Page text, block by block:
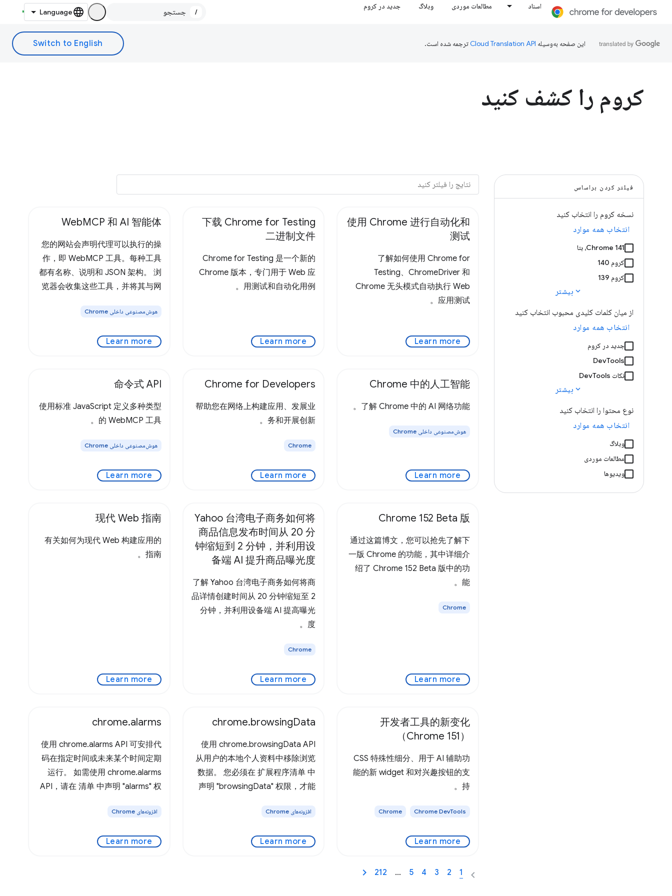
اسناد مطالعات موردی وبلاگ جدید در کروم
/
این صفحه به‌وسیله ترجمه شده است.
کروم را کشف کنید
فیلتر کردن براساس
نسخه کروم را انتخاب کنید
انتخاب همه موارد
Chrome 141، بتا
کروم 140
کروم 139
expand_more بیشتر
از میان کلمات کلیدی محبوب انتخاب کنید
انتخاب همه موارد
جدید در کروم
DevTools
نکات DevTools
expand_more بیشتر
نوع محتوا را انتخاب کنید
انتخاب همه موارد
وبلاگ
مطالعات موردی
ویدیوها
使用 Chrome 进行自动化和
测试
了解如何使用 Chrome for
Testing、ChromeDriver 和
Chrome 无头模式自动执行 Web
应用测试。
Learn more
下载 Chrome for Testing
二进制文件
Chrome for Testing 是一个新的
Chrome 版本，专门用于 Web 应
用测试和自动化用例。
Learn more
WebMCP 和 AI 智能体
您的网站会声明代理可以执行的操
作，即 WebMCP 工具。每种工具
都有名称、说明和 JSON 架构。 浏
览器会收集这些工具，并将其与网
起呈现给用户可感知 WebMCP 的
结构化实参，然后您的代码会完成
更可靠。 浏览器内置的 AI 助理。
结要点、解释概念并查找答案。
Gemini 可在各种 Google 应用中运
行，帮助您高效处理日常事务。
هوش‌مصنوعی داخلی Chrome
Learn more
Chrome 中的人工智能
了解 Chrome 中的 AI 网络功能。
هوش‌مصنوعی داخلی Chrome
Learn more
Chrome for Developers
帮助您在网络上构建应用、发展业
务和开展创新。
Chrome
Learn more
命令式 API
使用标准 JavaScript 定义多种类型
的 WebMCP 工具。
هوش‌مصنوعی داخلی Chrome
Learn more
Chrome 152 Beta 版
通过这篇博文，您可以抢先了解下
一版 Chrome 的功能，其中详细介
绍了 Chrome 152 Beta 版中的功
能。
Chrome
Learn more
Yahoo 台湾电子商务如何将
商品信息发布时间从 20 分
钟缩短到 2 分钟，并利用设
备端 AI 提升商品曝光度
了解 Yahoo 台湾电子商务如何将商
品详情创建时间从 20 分钟缩短至 2
分钟，并利用设备端 AI 提高曝光
度。
Chrome
Learn more
现代 Web 指南
有关如何为现代 Web 构建应用的
指南。
Learn more
开发者工具的新变化
（Chrome 151）
CSS 特殊性细分、用于 AI 辅助功
能的新 widget 和对兴趣按钮的支
持。
‫Chrome DevTools
Chrome
Learn more
chrome.browsingData
使用 chrome.browsingData API
从用户的本地个人资料中移除浏览
数据。 您必须在 扩展程序清单 中
声明 "browsingData" 权限，才能
场景是基于时间的清除用户浏览数
间戳，用于指明历史日期，在此日
افزونه‌های Chrome
Learn more
chrome.alarms
使用 chrome.alarms API 可安排代
码在指定时间或未来某个时间定期
运行。 如需使用 chrome.alarms
API，请在 清单 中声明 "alarms" 权
应闹钟。如需试用此 API，请从
库中安装 Alarm API 示例 。 以下示
افزونه‌های Chrome
Learn more
1
2
3
4
5
…
212